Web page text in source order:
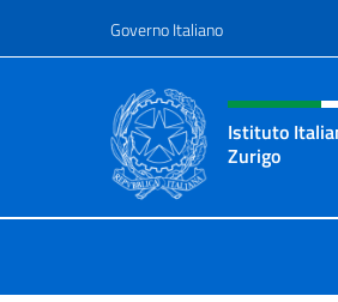
Governo Italiano
Intestazione
Istituto
Zurigo